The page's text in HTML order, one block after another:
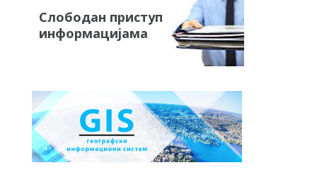
Слободан приступ
информацијама